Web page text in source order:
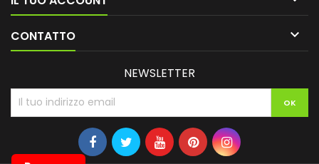
CONTATTO 
NEWSLETTER